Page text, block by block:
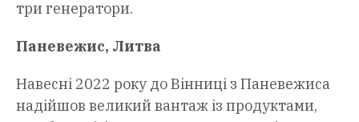
три генератори.
Паневежис, Литва
Навесні 2022 року до Вінниці з Паневежиса
надійшов великий вантаж із продуктами,